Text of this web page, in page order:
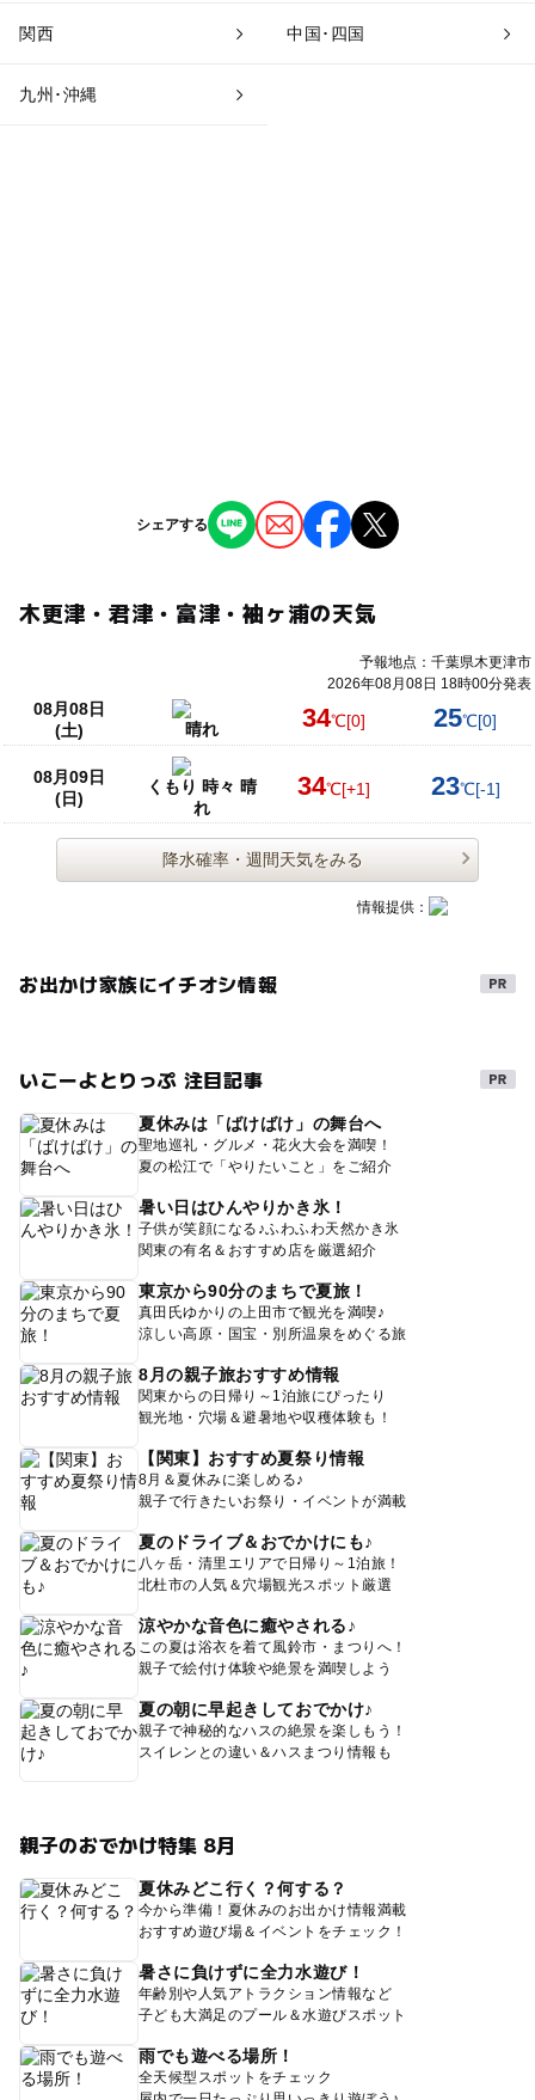
関西 中国･四国
九州･沖縄
シェアする
木更津・君津・富津・袖ヶ浦の天気
予報地点：千葉県木更津市
2026年08月08日 18時00分発表
08月08日
(土)
晴れ 34℃[0] 25℃[0]
08月09日
(日)
くもり 時々 晴
れ
34℃[+1] 23℃[-1]
降水確率・週間天気をみる
情報提供：
お出かけ家族にイチオシ情報
いこーよとりっぷ 注目記事
夏休みは「ばけばけ」の舞台へ
聖地巡礼・グルメ・花火大会を満喫！
夏の松江で「やりたいこと」をご紹介
暑い日はひんやりかき氷！
子供が笑顔になる♪ふわふわ天然かき氷
関東の有名＆おすすめ店を厳選紹介
東京から90分のまちで夏旅！
真田氏ゆかりの上田市で観光を満喫♪
涼しい高原・国宝・別所温泉をめぐる旅
8月の親子旅おすすめ情報
関東からの日帰り～1泊旅にぴったり
観光地・穴場＆避暑地や収穫体験も！
【関東】おすすめ夏祭り情報
8月＆夏休みに楽しめる♪
親子で行きたいお祭り・イベントが満載
夏のドライブ＆おでかけにも♪
八ヶ岳・清里エリアで日帰り～1泊旅！
北杜市の人気＆穴場観光スポット厳選
涼やかな音色に癒やされる♪
この夏は浴衣を着て風鈴市・まつりへ！
親子で絵付け体験や絶景を満喫しよう
夏の朝に早起きしておでかけ♪
親子で神秘的なハスの絶景を楽しもう！
スイレンとの違い＆ハスまつり情報も
親子のおでかけ特集 8月
夏休みどこ行く？何する？
今から準備！夏休みのお出かけ情報満載
おすすめ遊び場＆イベントをチェック！
暑さに負けずに全力水遊び！
年齢別や人気アトラクション情報など
子ども大満足のプール＆水遊びスポット
雨でも遊べる場所！
全天候型スポットをチェック